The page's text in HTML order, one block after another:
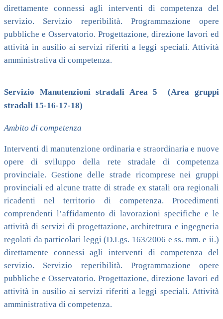
direttamente connessi agli interventi di competenza del
servizio. Servizio reperibilità. Programmazione opere
pubbliche e Osservatorio. Progettazione, direzione lavori ed
attività in ausilio ai servizi riferiti a leggi speciali. Attività
amministrativa di competenza.
Servizio Manutenzioni stradali Area 5 (Area gruppi
stradali 15-16-17-18)
Ambito di competenza
Interventi di manutenzione ordinaria e straordinaria e nuove
opere di sviluppo della rete stradale di competenza
provinciale. Gestione delle strade ricomprese nei gruppi
provinciali ed alcune tratte di strade ex statali ora regionali
ricadenti nel territorio di competenza. Procedimenti
comprendenti l’affidamento di lavorazioni specifiche e le
attività di servizi di progettazione, architettura e ingegneria
regolati da particolari leggi (D.Lgs. 163/2006 e ss. mm. e ii.)
direttamente connessi agli interventi di competenza del
servizio. Servizio reperibilità. Programmazione opere
pubbliche e Osservatorio. Progettazione, direzione lavori ed
attività in ausilio ai servizi riferiti a leggi speciali. Attività
amministrativa di competenza.